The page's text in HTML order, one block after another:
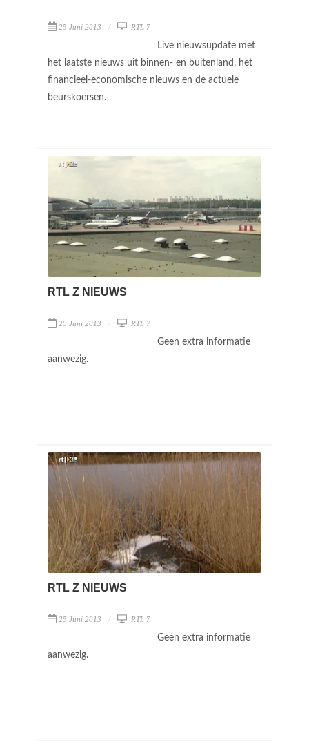
25 Juni 2013 RTL 7
Live nieuwsupdate met
het laatste nieuws uit binnen- en buitenland, het
financieel-economische nieuws en de actuele
beurskoersen.
RTL Z NIEUWS
25 Juni 2013 RTL 7
Geen extra informatie
aanwezig.
RTL Z NIEUWS
25 Juni 2013 RTL 7
Geen extra informatie
aanwezig.